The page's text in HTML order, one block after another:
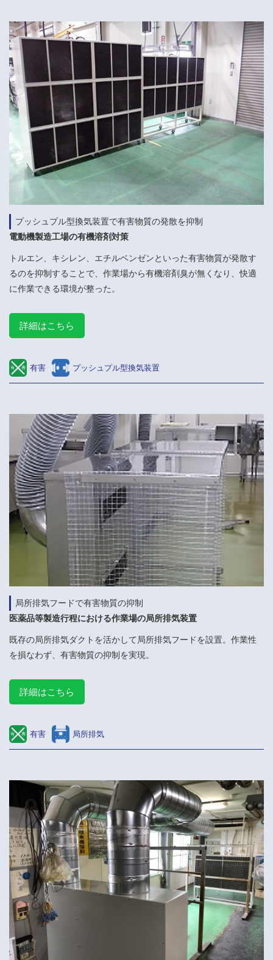
プッシュプル型換気装置で有害物質の発散を抑制
電動機製造工場の有機溶剤対策
トルエン、キシレン、エチルベンゼンといった有害物質が発散す
るのを抑制することで、作業場から有機溶剤臭が無くなり、快適
に作業できる環境が整った。
詳細はこちら
有害 プッシュプル型換気装置
局所排気フードで有害物質の抑制
医薬品等製造行程における作業場の局所排気装置
既存の局所排気ダクトを活かして局所排気フードを設置。作業性
を損なわず、有害物質の抑制を実現。
詳細はこちら
有害 局所排気